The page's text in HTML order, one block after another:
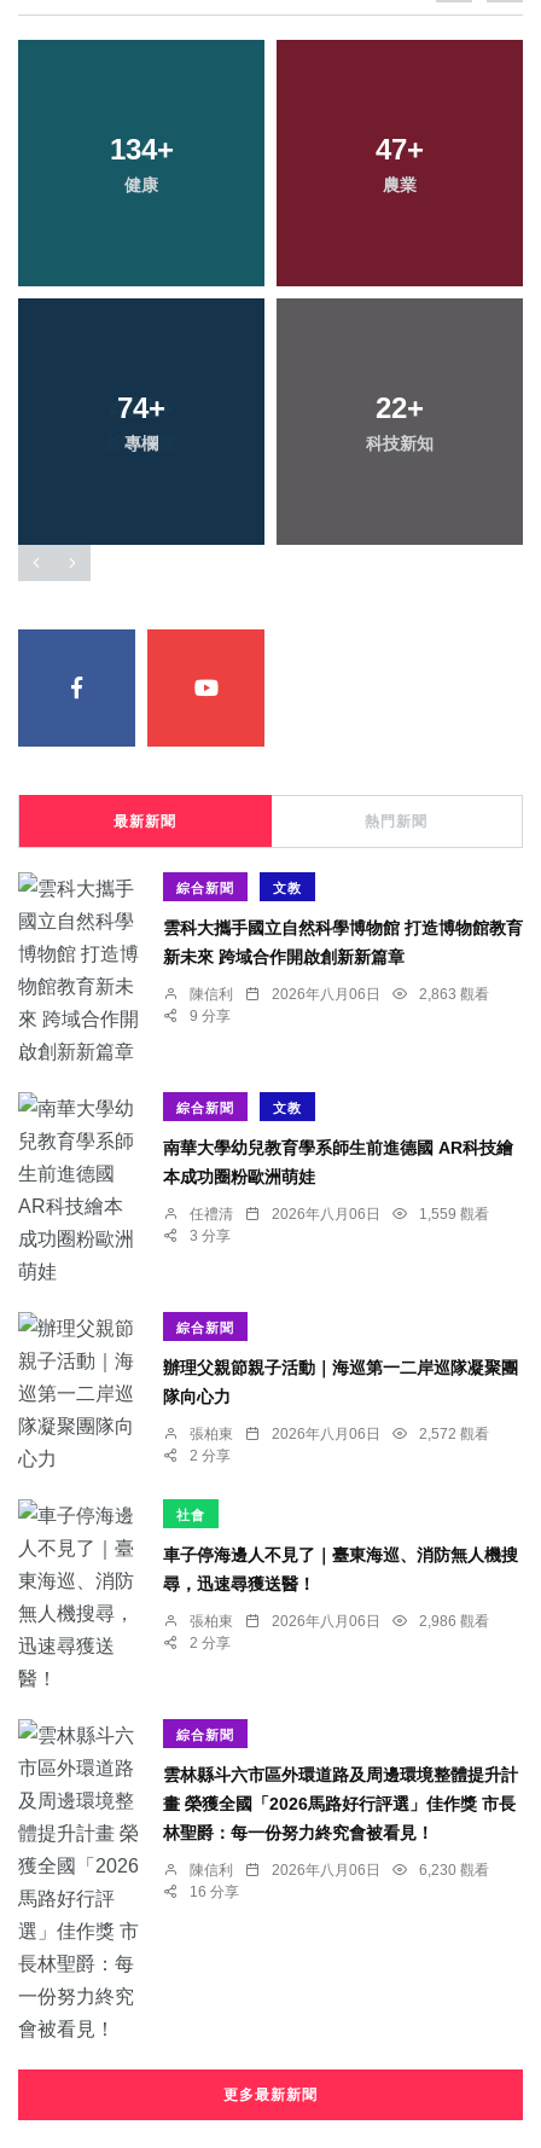
134+
健康
47+
農業
74+
專欄
22+
科技新知
最新新聞 熱門新聞
綜合新聞 文教
雲科大攜手國立自然科學博物館 打造博物館教育
新未來 跨域合作開啟創新新篇章
陳信利 2026年八月06日
2,863 觀看
9 分享
綜合新聞 文教
南華大學幼兒教育學系師生前進德國 AR科技繪
本成功圈粉歐洲萌娃
任禮清 2026年八月06日
1,559 觀看
3 分享
綜合新聞
辦理父親節親子活動｜海巡第一二岸巡隊凝聚團
隊向心力
張柏東 2026年八月06日
2,572 觀看
2 分享
社會
車子停海邊人不見了｜臺東海巡、消防無人機搜
尋，迅速尋獲送醫！
張柏東 2026年八月06日
2,986 觀看
2 分享
綜合新聞
雲林縣斗六市區外環道路及周邊環境整體提升計
畫 榮獲全國「2026馬路好行評選」佳作獎 市長
林聖爵：每一份努力終究會被看見！
陳信利 2026年八月06日
6,230 觀看
16 分享
更多最新新聞